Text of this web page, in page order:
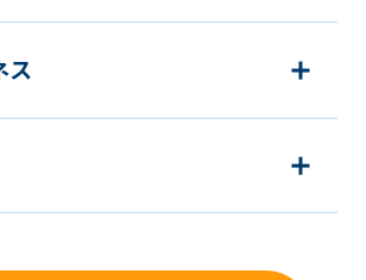
ため
ービスやイベント情報を含
できないよう加工したうえ
なデータの作成、活用、公
ス